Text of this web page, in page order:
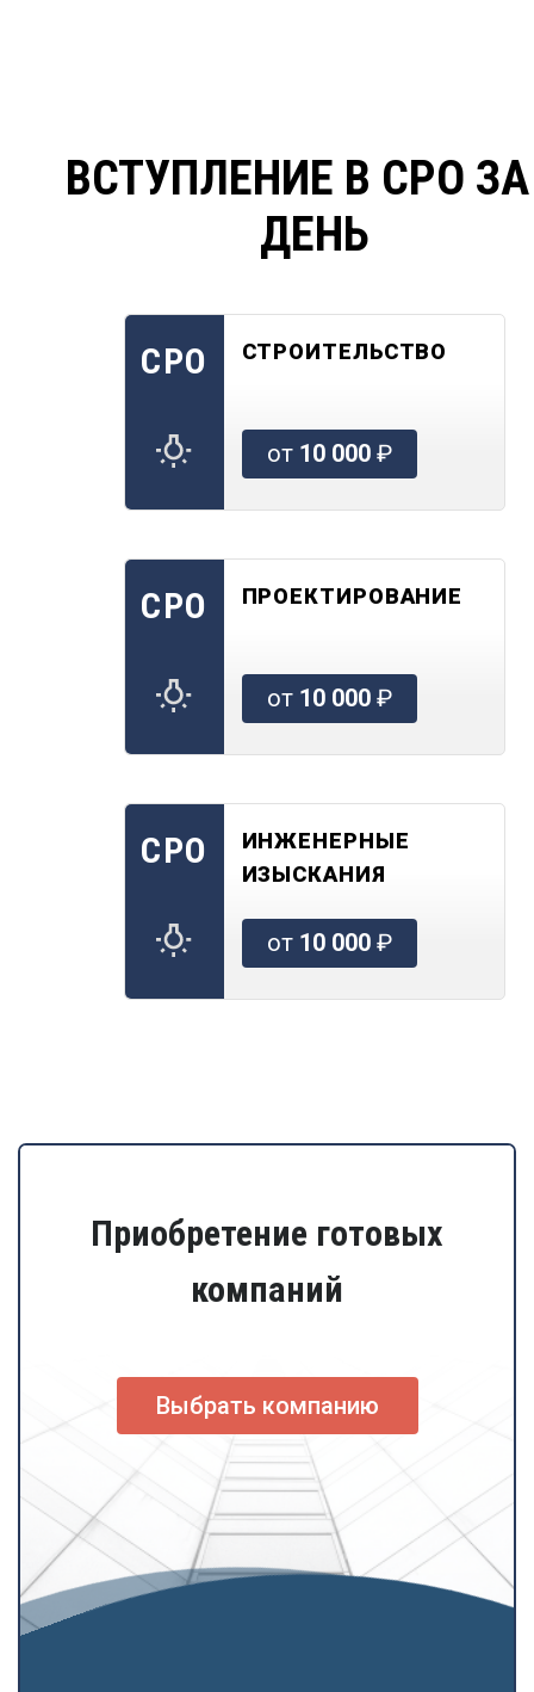
ВСТУПЛЕНИЕ В СРО
ДЕНЬ
СРО СТРОИТЕЛЬСТВО
от 10 000₽
СРО ПРОЕКТИРОВАНИЕ
от 10 000₽
СРО
ИНЖЕНЕРНЫЕ
ИЗЫСКАНИЯ
от 10 000₽
Приобретение готовых
компаний
Выбрать компанию